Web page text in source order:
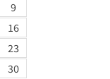
9
16
23
30